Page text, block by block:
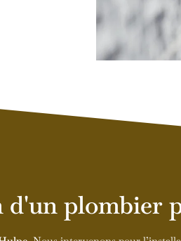
d'un plombier